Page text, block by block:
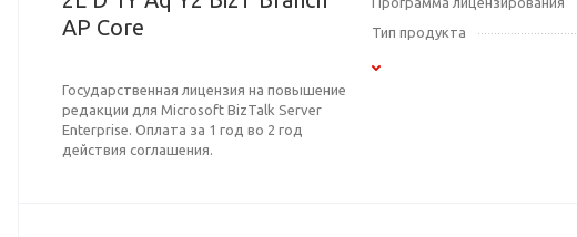
AP Core
Государственная лицензия на повышение
редакции для Microsoft BizTalk Server
Enterprise. Оплата за 1 год во 2 год
действия соглашения.
Тип продукта